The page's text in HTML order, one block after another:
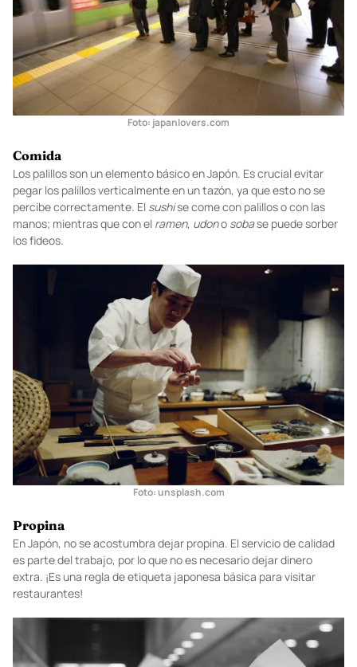
Foto: japanlovers.com
Comida
Los palillos son un elemento básico en Japón. Es crucial evitar
pegar los palillos verticalmente en un tazón, ya que esto no se
sushi
se come con palillos o con las
manos; mientras que con elramen,udon
Foto: unsplash.com
Propina
En Japón, no se acostumbra dejar propina. El servicio de calidad
es parte del trabajo, por lo que no es necesario dejar dinero
extra. ¡Es una regla de etiqueta japonesa básica para visitar